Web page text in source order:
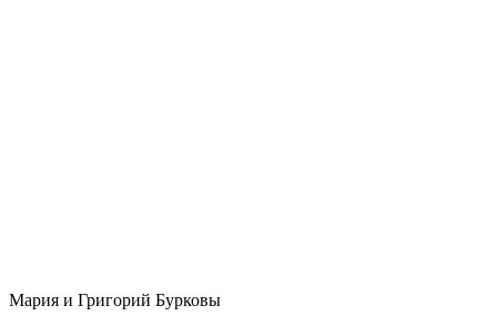
Мария и Григорий Бурковы